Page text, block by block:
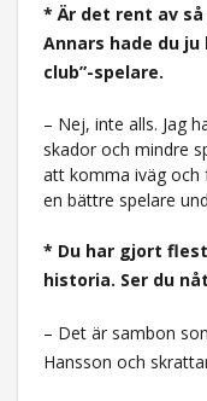
* Är det rent av
Annars hade du
club”-spelare.
– Nej, inte alls. Jag
skador och mindre
att komma iväg och
en bättre spelare
* Du har gjort
historia. Ser du
– Det är sambon
Hansson och